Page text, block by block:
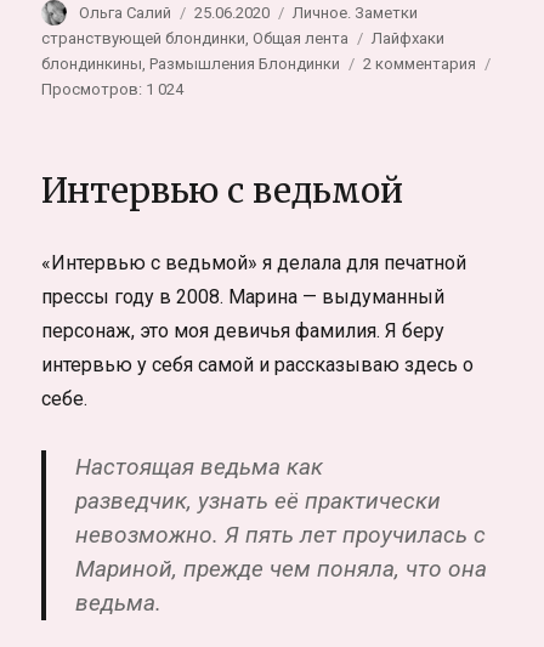
Автор
Ольга Салий Опубликовано
25.06.2020 Рубрики
Личное. Заметки
странствующей блондинки ,Общая лента Метки
Лайфхаки
блондинкины ,Размышления Блондинки 2 комментария
Просмотров: 1 024
Интервью с ведьмой
«Интервью с ведьмой» я делала для печатной
прессы году в 2008. Марина — выдуманный
персонаж, это моя девичья фамилия. Я беру
интервью у себя самой и рассказываю здесь о
себе.
Настоящая ведьма как
разведчик, узнать её практически
невозможно. Я пять лет проучилась с
Мариной, прежде чем поняла, что она
ведьма.